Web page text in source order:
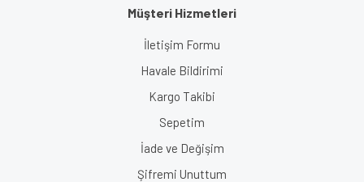
Müşteri Hizmetleri
İletişim Formu
Havale Bildirimi
Kargo Takibi
Sepetim
İade ve Değişim
Şifremi Unuttum